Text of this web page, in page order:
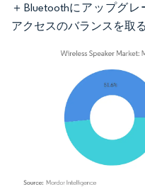
＋Bluetoothにアップグ
アクセスのバランスを取